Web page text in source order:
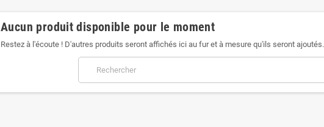
Aucun produit disponible pour le moment
Restez à l'écoute ! D'autres produits seront affichés ici au fur et à mesure qu'ils seront ajoutés.